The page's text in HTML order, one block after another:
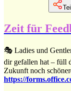
Zeit für
🎭 Ladies und
dir gefallen hat – füll
Zukunft noch
https://